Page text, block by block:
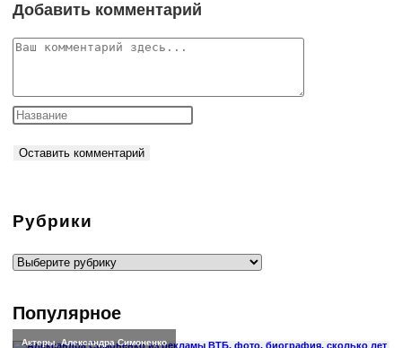
Добавить комментарий
Комментарий
Рубрики
Рубрики
Популярное
Актеры,Александра Симоненко